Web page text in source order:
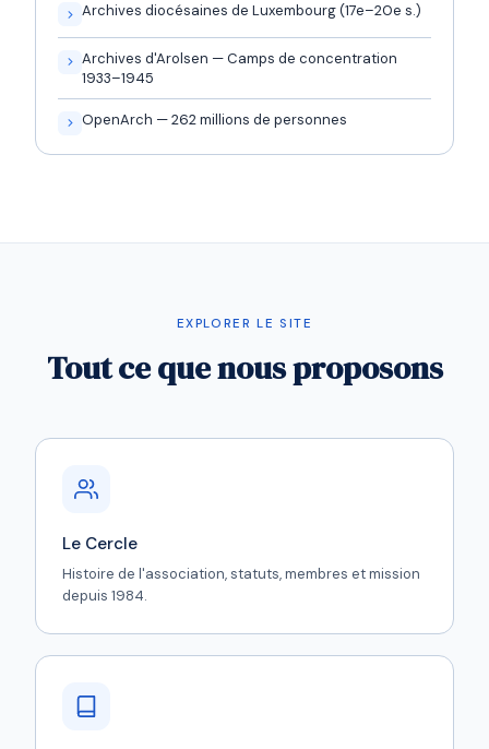
Archives diocésaines de Luxembourg (17e–20e s.)
Archives d'Arolsen — Camps de concentration
1933–1945
OpenArch — 262 millions de personnes
EXPLORER LE SITE
Tout ce que nous proposons
Le Cercle
Histoire de l'association, statuts, membres et mission
depuis 1984.